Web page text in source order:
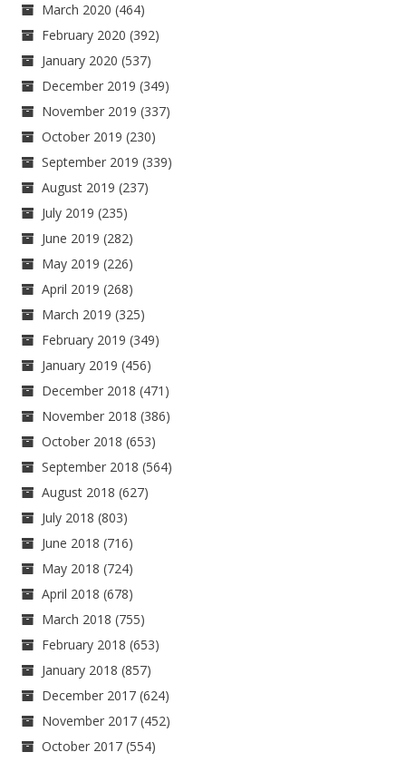
March 2020 (464)
February 2020 (392)
January 2020 (537)
December 2019 (349)
November 2019 (337)
October 2019 (230)
September 2019 (339)
August 2019 (237)
July 2019 (235)
June 2019 (282)
May 2019 (226)
April 2019 (268)
March 2019 (325)
February 2019 (349)
January 2019 (456)
December 2018 (471)
November 2018 (386)
October 2018 (653)
September 2018 (564)
August 2018 (627)
July 2018 (803)
June 2018 (716)
May 2018 (724)
April 2018 (678)
March 2018 (755)
February 2018 (653)
January 2018 (857)
December 2017 (624)
November 2017 (452)
October 2017 (554)